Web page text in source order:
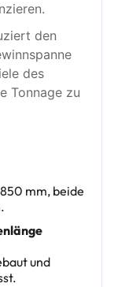
den
des
Tonnage zu
mm, beide
und